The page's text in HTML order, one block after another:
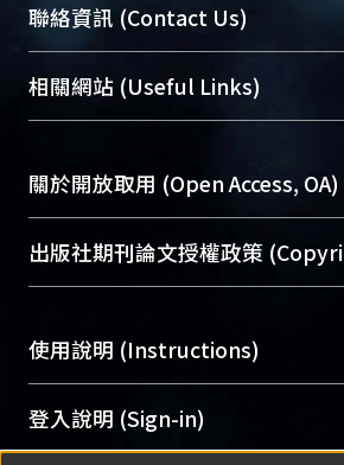
臺大位居世界頂尖大學之列，為
展現本校豐碩的研究成果及學術
機構典藏（NTUR）與學術庫（
台，成為臺大學術典藏NTU
成果。
To permanently archive and
profiles and scholarly works,
services of “NTU Repository”
聯絡資訊 (Contact Us)
總館學科館員(Main Library)
醫學圖書館學科館員(Medical
Sciences Library)
相關網站 (Useful Links)
關於開放取用 (Open Access, OA)
開放取用是從使用者角度提升資
動，應用在學術研究上是透過將
用逐年攀升。同時可加速研究發
Archive）平台。 （點選深入了解
出版社期刊論文授權政策
含部分內容的版權非匯入者所
助與合作完成，請確認該版權
意提供此授權。
Please represent that the
使用說明 (Instructions)
網站簡介(Quickstart Guide)
使用手冊(Instruction Manual)
登入說明 (Sign-in)